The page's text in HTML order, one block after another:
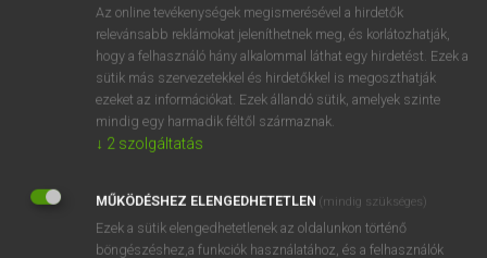
SZOTAR.NET APPLIKÁCIÓ
MICROSOFT OFFICE BŐVÍTMÉNY
BEÉPÜLŐ SZÓTÁRMODUL
ONLINE NYELVVIZSGA
EGYÉNI FELHASZNÁLÓKNAK
TANULÓKNAK
Az online tevékenységek megismerésével a hirdetők
relevánsabb reklámokat jeleníthetnek meg, és korlátozhatják,
hogy a felhasználó hány alkalommal láthat egy hirdetést. Ezek a
sütik más szervezetekkel és hirdetőkkel is megoszthatják
ezeket az információkat. Ezek állandó sütik, amelyek szinte
mindig egy harmadik féltől származnak.
↓ 2 szolgáltatás
MŰKÖDÉSHEZ ELENGEDHETETLEN (mindig szükséges)
Ezek a sütik elengedhetetlenek az oldalunkon történő
böngészéshez,a funkciók használatához, és a felhasználók